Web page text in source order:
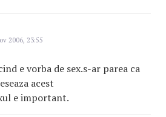
2006, 23:55
e vorba de sex.s-ar parea ca
acest
e important.